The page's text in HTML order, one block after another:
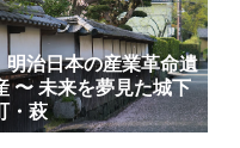
明治日本の産業革命遺
〜 未来を夢見た城下
・萩